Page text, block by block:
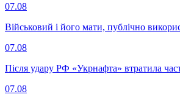
07.08
Військовий і його мати, публічно
07.08
Після удару РФ «Укрнафта» втратила
07.08